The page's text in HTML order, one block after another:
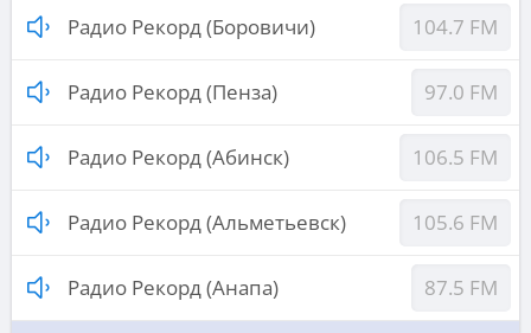
Радио Рекорд (Боровичи) 104.7 FM
Радио Рекорд (Пенза) 97.0 FM
Радио Рекорд (Абинск) 106.5 FM
Радио Рекорд (Альметьевск) 105.6 FM
Радио Рекорд (Анапа) 87.5 FM